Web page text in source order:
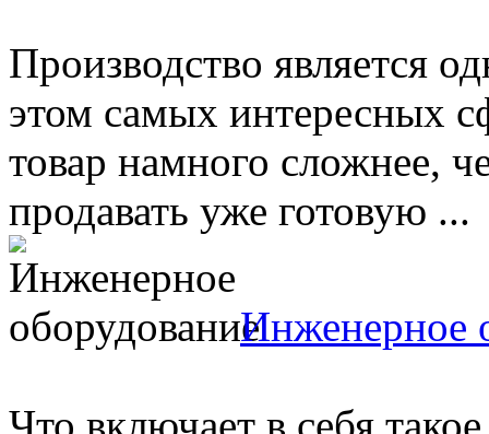
Производство является
этом самых интересных
товар намного сложнее,
продавать уже готовую ...
Инженерное
Что включает в себя